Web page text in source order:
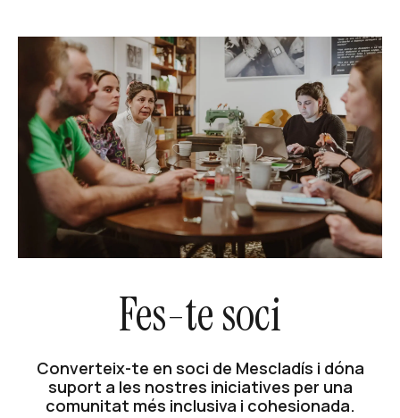
Fes-te soci
Converteix-te en soci de Mescladís i dóna
suport a les nostres iniciatives per una
comunitat més inclusiva i cohesionada.